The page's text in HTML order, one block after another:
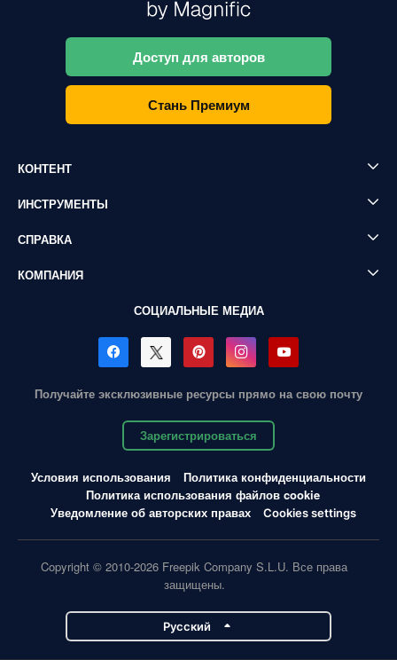
Доступ для авторов
Стань Премиум
КОНТЕНТ
ИНСТРУМЕНТЫ
СПРАВКА
КОМПАНИЯ
СОЦИАЛЬНЫЕ МЕДИА
Получайте эксклюзивные ресурсы прямо на свою почту
Зарегистрироваться
Условия использования
Политика конфиденциальности
Политика использования файлов cookie
Уведомление об авторских правах
Cookies settings
Copyright © 2010-2026 Freepik Company S.L.U. Все права
защищены.
Pусский